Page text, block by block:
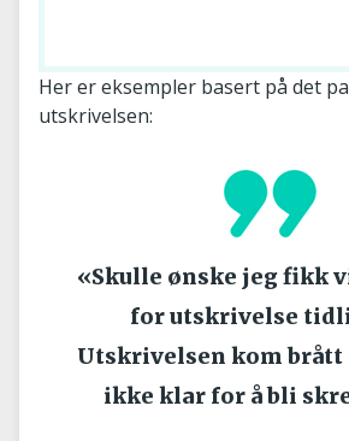
Her er eksempler basert på det
utskrivelsen:
«Skulle ønske jeg fikk
for utskrivelse
Utskrivelsen kom brått
ikke klar for å bli